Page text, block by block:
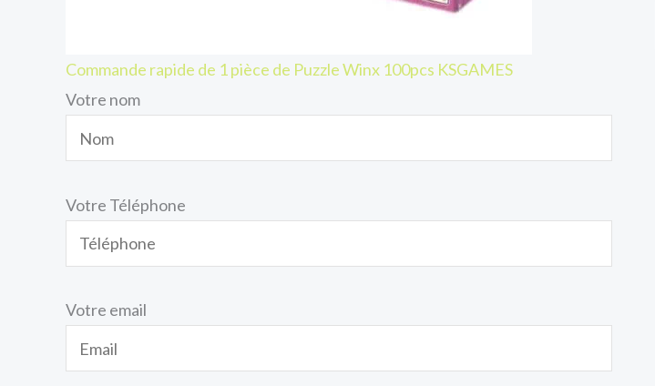
Commande rapide de 1 pièce de Puzzle Winx 100pcs KSGAMES
Votre nom
Votre Téléphone
Votre email